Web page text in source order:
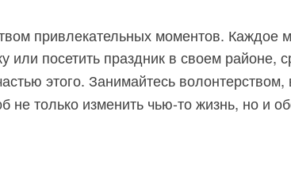
привлекательных моментов. Каждое
или посетить праздник в своем районе,
этого. Занимайтесь
только изменить чью-то жизнь, но и